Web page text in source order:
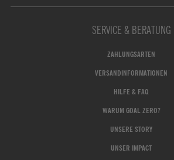
SERVICE & BERATUNG
ZAHLUNGSARTEN
VERSANDINFORMATIONEN
HILFE & FAQ
WARUM GOAL ZERO?
UNSERE STORY
UNSER IMPACT